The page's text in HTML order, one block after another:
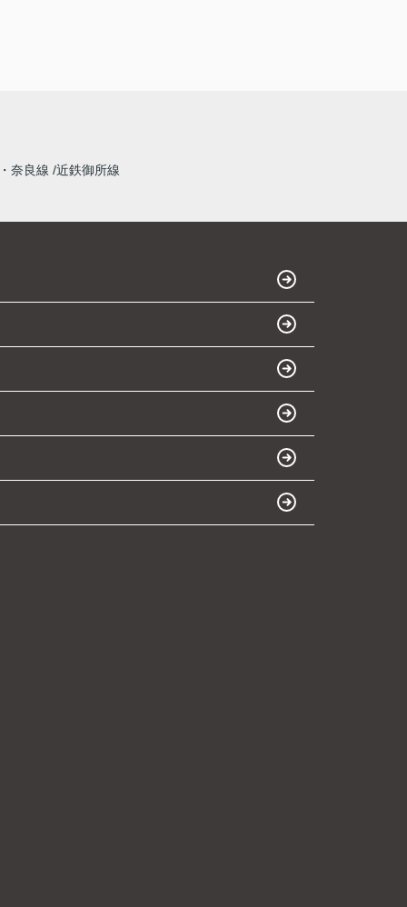
奈良線 近鉄御所線